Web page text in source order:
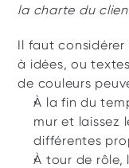
la charte du
Il faut considérer
à idées, ou
de couleurs
À la fin du
mur et laissez
différentes
À tour de rôle,